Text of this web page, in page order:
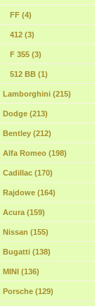
FF (4)
412 (3)
F 355 (3)
512 BB (1)
Lamborghini (215)
Dodge (213)
Bentley (212)
Alfa Romeo (198)
Cadillac (170)
Rajdowe (164)
Acura (159)
Nissan (155)
Bugatti (138)
MINI (136)
Porsche (129)